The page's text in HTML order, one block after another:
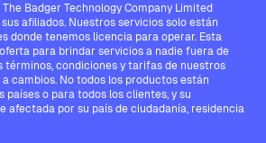
Badger Technology Company Limited
afiliados. Nuestros servicios solo están
donde tenemos licencia para operar. Esta
para brindar servicios a nadie fuera de
términos, condiciones y tarifas de nuestros
cambios. No todos los productos están
países o para todos los clientes, y su
afectada por su país de ciudadanía, residencia